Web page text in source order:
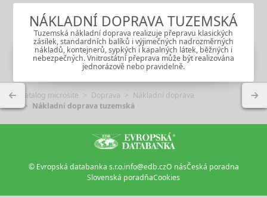
NÁKLADNÍ DOPRAVA TUZEMSKÁ
Tuzemská nákladní doprava realizuje přepravu klasických
zásilek, standardních balíků i výjimečných nadrozměrných
nákladů, kontejnerů, sypkých i kapalných látek, běžných i
nebezpečných. Vnitrostátní přeprava může být realizována
jednorázově nebo pravidelně.
Katalog microsite Doprava
Nákladní doprava
Nákladní doprava tuzemská
© Evropská databanka s.r.o.info@edb.czO násČeská poradna
Slovenská poradňaCookies